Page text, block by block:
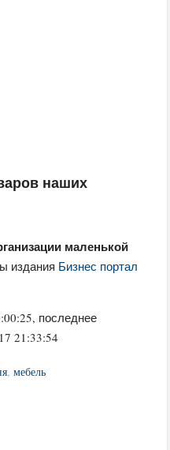
наших
маленькой
издания Бизнес портал
, последнее
21:33:54
,мебель